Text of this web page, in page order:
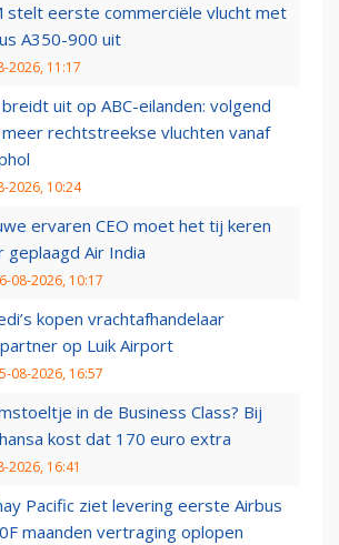
stelt eerste commerciële vlucht met
A350-900 uit
2026, 11:17
uit op ABC-eilanden: volgend
rechtstreekse vluchten vanaf
2026, 10:24
ervaren CEO moet het tij keren
geplaagd Air India
08-2026, 10:17
kopen vrachtafhandelaar
op Luik Airport
08-2026, 16:57
in de Business Class? Bij
kost dat 170 euro extra
2026, 16:41
Pacific ziet levering eerste Airbus
maanden vertraging oplopen